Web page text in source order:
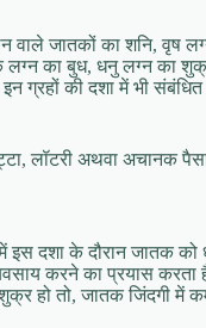
वाले जातकों का शनि,
लग्‍न का बुध, धनु लग्‍न का
ग्रहों की दशा में भी
लॉटरी अथवा अचानक
दशा के दौरान जातक को
करने का प्रयास करता
हो तो, जातक जिंदगी